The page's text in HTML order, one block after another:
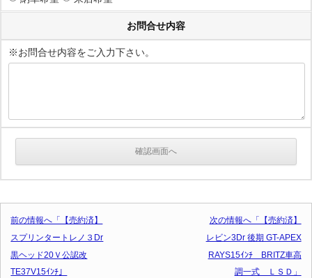
お問合せ内容
※お問合せ内容をご入力下さい。
前の情報へ「【売約済】
スプリンタートレノ３Dr
黒ヘッド20Ｖ公認改
TE37V15ｲﾝﾁ」
次の情報へ「【売約済】
レビン3Dr 後期 GT-APEX
RAYS15ｲﾝﾁ BRITZ車高
調一式 ＬＳＤ」